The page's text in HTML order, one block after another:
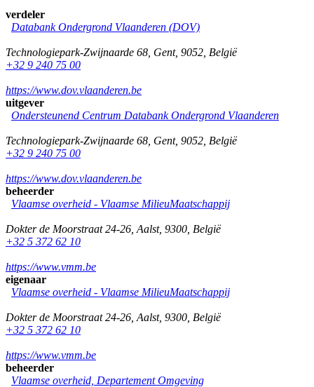
verdeler
Databank Ondergrond Vlaanderen (DOV)
Technologiepark-Zwijnaarde 68 Gent, 9052 België
+32 9 240 75 00
https://www.dov.vlaanderen.be
uitgever
Ondersteunend Centrum Databank Ondergrond Vlaanderen
Technologiepark-Zwijnaarde 68 Gent, 9052 België
+32 9 240 75 00
https://www.dov.vlaanderen.be
beheerder
Vlaamse overheid - Vlaamse MilieuMaatschappij
Dokter de Moorstraat 24-26 Aalst, 9300 België
+32 5 372 62 10
https://www.vmm.be
eigenaar
Vlaamse overheid - Vlaamse MilieuMaatschappij
Dokter de Moorstraat 24-26 Aalst, 9300 België
+32 5 372 62 10
https://www.vmm.be
beheerder
Vlaamse overheid, Departement Omgeving